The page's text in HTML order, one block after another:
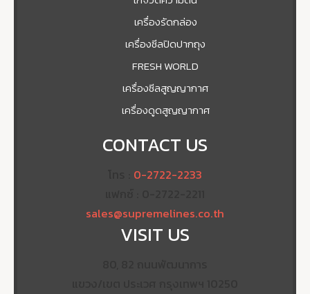
เครื่องรัดกล่อง
เครื่องซีลปิดปากถุง
FRESH WORLD
เครื่องซีลสูญญากาศ
เครื่องดูดสูญญากาศ
CONTACT US
0-2722-2233
sales@supremelines.co.th
VISIT US